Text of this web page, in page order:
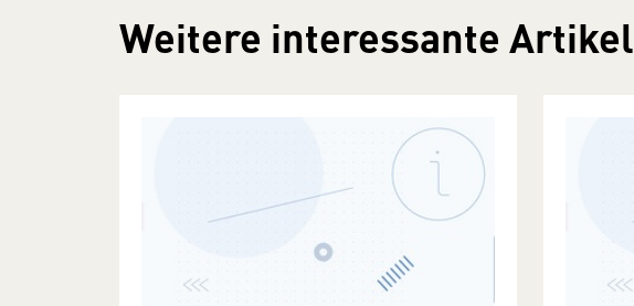
Weitere interessante Artikel